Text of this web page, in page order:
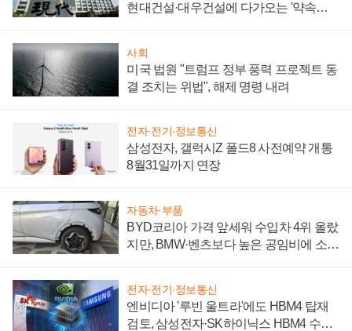
현대건설·대우건설에 다가오는 '약속의
사회
미국 법원 "트럼프 정부 풍력 프로젝트 동
결 조치는 위법", 해제 명령 내려
전자·전기·정보통신
삼성전자, 갤럭시Z 폴드8 사전예약 개통
8월31일까지 연장
자동차·부품
BYD코리아 가격 앞세워 수입차 4위 올랐
지만, BMW·벤츠보다 높은 공임비에 소비
전자·전기·정보통신
엔비디아 '루빈 울트라'에도 HBM4 탑재
검토, 삼성전자·SK하이닉스 HBM4 수율